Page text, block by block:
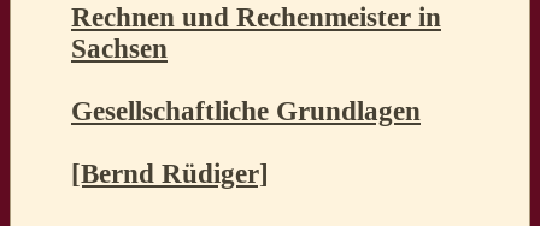
Rechnen und Rechenmeister in
Sachsen
Gesellschaftliche Grundlagen
[Bernd Rüdiger]